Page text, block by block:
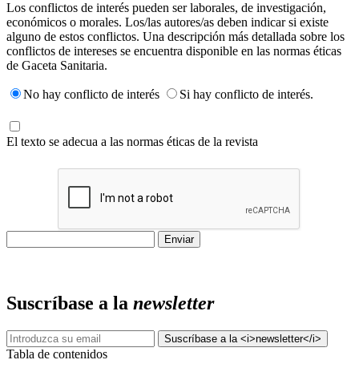
Los conflictos de interés pueden ser laborales, de investigación,
económicos o morales. Los/las autores/as deben indicar si existe
alguno de estos conflictos. Una descripción más detallada sobre los
conflictos de intereses se encuentra disponible en las normas éticas
de Gaceta Sanitaria.
No hay conflicto de interés Si hay conflicto de interés.
El texto se adecua a las normas éticas de la revista
Suscríbase a la newsletter
Tabla de contenidos